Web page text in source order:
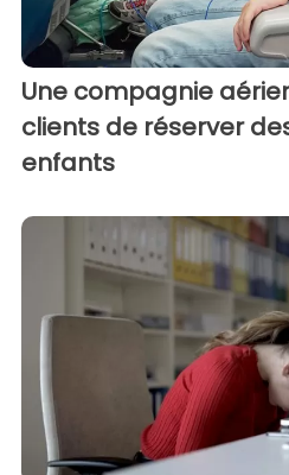
Une compagnie
clients de réserver
enfants